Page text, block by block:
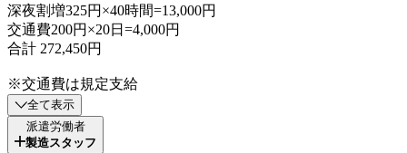
深夜割増325円×40時間=13,000円
交通費200円×20日=4,000円
合計 272,450円
※交通費は規定支給
全て表示
派遣労働者
製造スタッフ